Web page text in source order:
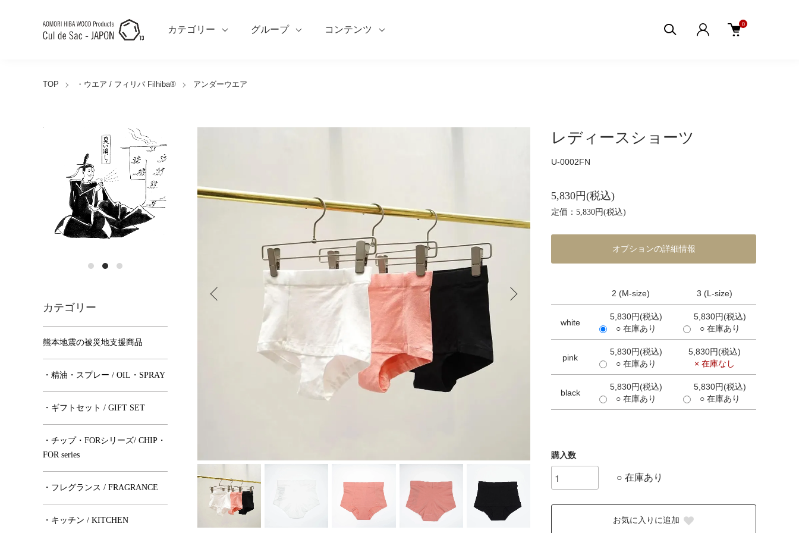
カテゴリー グループ コンテンツ
0
TOP ・ウエア / フィリバ Filhiba®︎ アンダーウエア
レディースショーツ
U-0002FN
5,830円(税込)
定価：5,830円(税込)
オプションの詳細情報
2 (M-size) 3 (L-size)
white
5,830円(税込)
○ 在庫あり
5,830円(税込)
○ 在庫あり
pink
5,830円(税込)
○ 在庫あり
5,830円(税込)
× 在庫なし
black
5,830円(税込)
○ 在庫あり
5,830円(税込)
○ 在庫あり
購入数
○ 在庫あり
お気に入りに追加
カテゴリー
熊本地震の被災地支援商品
・精油・スプレー / OIL・SPRAY
・ギフトセット / GIFT SET
・チップ・FORシリーズ/ CHIP・
FOR series
・フレグランス / FRAGRANCE
・キッチン / KITCHEN